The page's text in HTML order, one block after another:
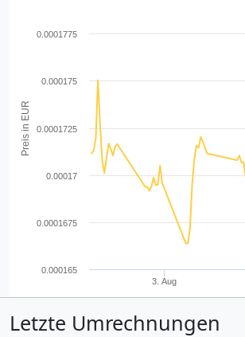
Preis in EUR
3. Aug
0.000165
0.0001675
0.00017
0.0001725
0.000175
0.0001775
Letzte Umrechnungen